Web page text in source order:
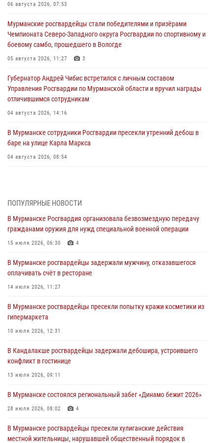
06 августа 2026, 07:53
Мурманские росгвардейцы стали победителями и призёрами
Чемпионата Северо-Западного округа Росгвардии по спортивному и
боевому самбо, прошедшего в Вологде
05 августа 2026, 11:27 3
Губернатор Андрей Чибис встретился с личным составом
Управления Росгвардии по Мурманской области и вручил награды
отличившимся сотрудникам
04 августа 2026, 14:16
В Мурманске сотрудники Росгвардии пресекли утренний дебош в
баре на улице Карла Маркса
04 августа 2026, 08:54
03 августа 2026, 12:23 4
Сотрудники вневедомственной охраны Росгвардии пресекли
хулиганские действия дебошира на автозаправочной станции
города Кандалакши
Сотрудники Росгвардии провели инструктаж по
антитеррористической защищенности для членов избирательных
31 июля 2026, 08:48 3
Сотрудники Росгвардии задержали мужчину, не оплатившего счет в
30 июля 2026, 14:09
В Управлении Росгвардии по Мурманской области прошло пожарно-
30 июля 2026, 14:05
ПОПУЛЯРНЫЕ НОВОСТИ
В Мурманске Росгвардия организовала безвозмездную передачу
гражданами оружия для нужд специальной военной операции
15 июля 2026, 06:30 4
В Мурманске росгвардейцы задержали мужчину, отказавшегося
оплачивать счёт в ресторане
14 июля 2026, 11:27
В Мурманске росгвардейцы пресекли попытку кражи косметики из
гипермаркета
10 июля 2026, 12:31
В Кандалакше росгвардейцы задержали дебошира, устроившего
конфликт в гостинице
13 июля 2026, 09:11
В Мурманске состоялся региональный забег «Динамо бежит 2026»
28 июля 2026, 08:02 4
В Мурманске росгвардейцы пресекли хулиганские действия
местной жительницы, нарушавшей общественный порядок в